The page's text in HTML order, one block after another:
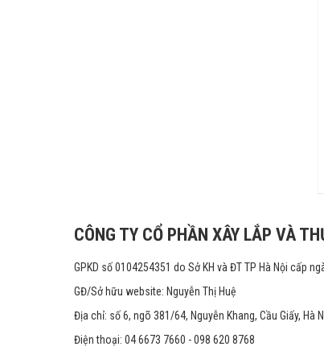
CÔNG TY CỔ PHẦN XÂY LẮP VÀ
GPKD số 0104254351 do Sở KH và ĐT TP Hà Nội cấp
GĐ/Sở hữu website: Nguyễn Thị Huệ
Địa chỉ: số 6, ngõ 381/64, Nguyễn Khang, Cầu Giấy, Hà
Điện thoại: 04 6673 7660 - 098 620 8768